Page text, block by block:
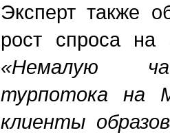
Эксперт также
рост спроса на
«Немалую
турпотока на
клиенты